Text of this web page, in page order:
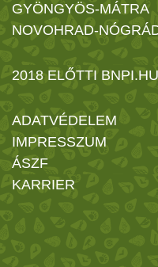
GYÖNGYÖS-MÁTRA
NOVOHRAD-
2018 ELŐTTI BNPI.HU
ADATVÉDELEM
IMPRESSZUM
ÁSZF
KARRIER